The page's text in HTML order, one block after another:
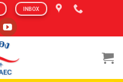
INBOX